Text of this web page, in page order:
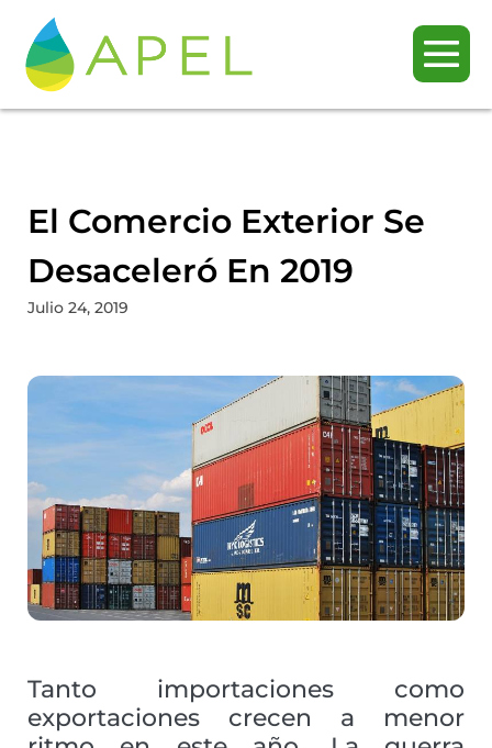
El Comercio Exterior Se
Desaceleró En 2019
Julio 24, 2019
Tanto importaciones como
exportaciones crecen a menor